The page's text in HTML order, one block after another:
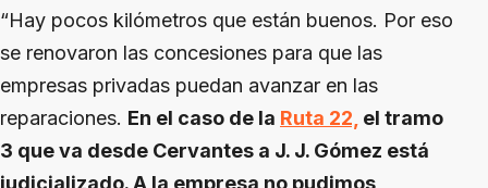
“Hay pocos kilómetros que están buenos. Por eso
se renovaron las concesiones para que las
empresas privadas puedan avanzar en las
reparaciones. En el caso de la Ruta 22, el tramo
3 que va desde Cervantes a J. J. Gómez está
judicializado. A la empresa no pudimos